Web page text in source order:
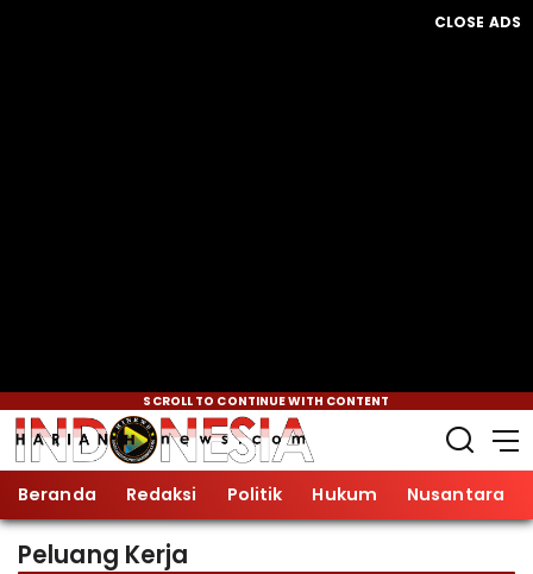
CLOSE ADS
SCROLL TO CONTINUE WITH CONTENT
Beranda Redaksi Politik Hukum Nusantara
Peluang Kerja